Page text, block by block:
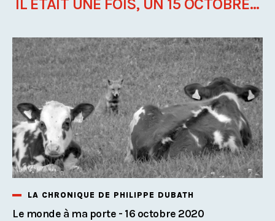
IL ÉTAIT UNE FOIS, UN 15 OCTOBRE...
LA CHRONIQUE DE PHILIPPE DUBATH
Le monde à ma porte - 16 octobre 2020